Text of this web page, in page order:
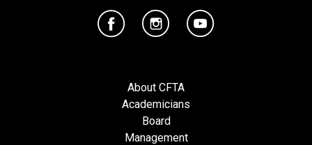
About CFTA
Academicians
Board
Management